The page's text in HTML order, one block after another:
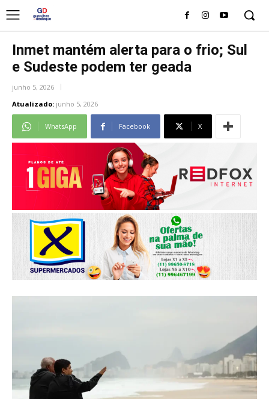
Inmet mantém alerta para o frio; Sul
e Sudeste podem ter geada
junho 5, 2026
Atualizado: junho 5, 2026
WhatsApp Facebook X